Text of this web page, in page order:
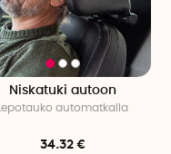
Niskatuki autoon
Lepotauko automatkalla
34.32 €